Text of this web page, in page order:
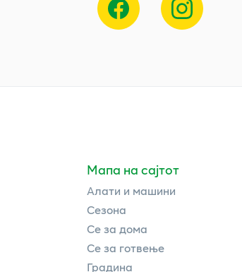
Мапа на сајтот
Алати и машини
Сезона
Се за дома
Се за готвење
Градина